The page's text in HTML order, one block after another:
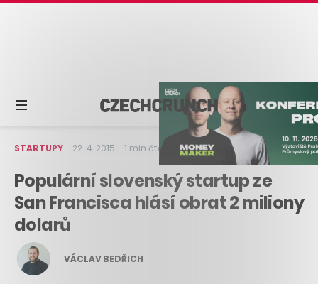
STARTUPY– 22. 4. 2015 –1 min čtení
Populární slovenský startup ze
San Francisca hlásí obrat 2 miliony
dolarů
VÁCLAV BEDŘICH